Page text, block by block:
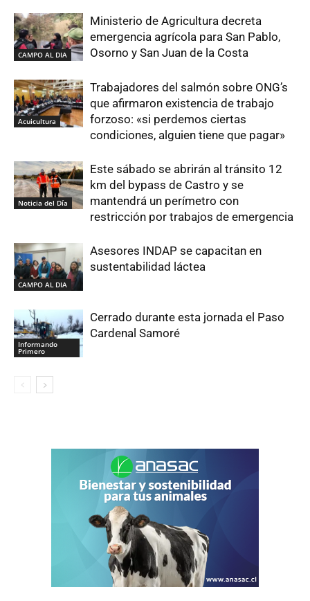
CAMPO AL DIA
Ministerio de Agricultura decreta
emergencia agrícola para San Pablo,
Osorno y San Juan de la Costa
Acuicultura
Trabajadores del salmón sobre ONG’s
que afirmaron existencia de trabajo
forzoso: «si perdemos ciertas
condiciones, alguien tiene que pagar»
Noticia del Día
Este sábado se abrirán al tránsito 12
km del bypass de Castro y se
mantendrá un perímetro con
restricción por trabajos de emergencia
CAMPO AL DIA
Asesores INDAP se capacitan en
sustentabilidad láctea
Informando
Primero
Cerrado durante esta jornada el Paso
Cardenal Samoré